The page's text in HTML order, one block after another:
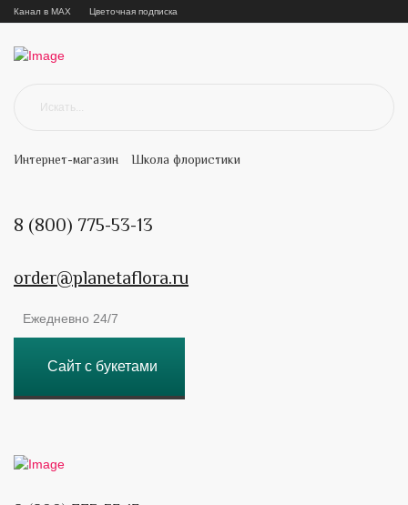
Канал в MAX Цветочная подписка
Интернет-магазин Школа флористики
8 (800) 775-53-13
order@planetaflora.ru
Ежедневно 24/7
Сайт с букетами